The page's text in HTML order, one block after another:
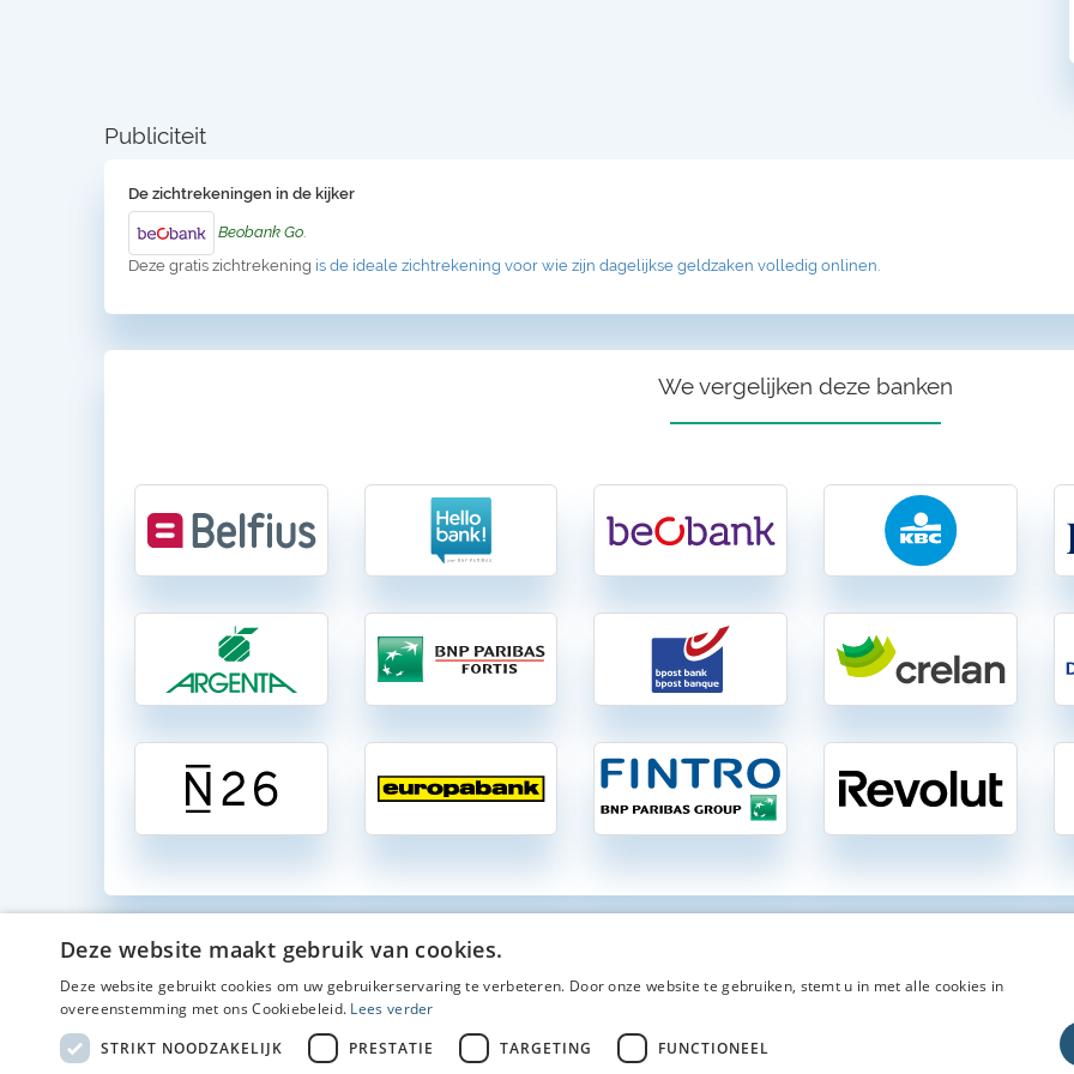
Publiciteit
De zichtrekeningen in de kijker
Beobank Go
Deze gratis zichtrekening is de ideale zichtrekening voor wie zijn dagelijkse geldzaken volledig onlinen.
We vergelijken deze banken
Zichtrekeningen-Vergelijken.be| Vergelijking van 37 gratis en betalende
Deze website maakt gebruik van cookies.
Deze website gebruikt cookies om uw gebruikerservaring te verbeteren. Door onze website te gebruiken, stemt u in met alle cookies in
overeenstemming met ons Cookiebeleid. Lees verder
STRIKT NOODZAKELIJK
PRESTATIE TARGETING FUNCTIONEEL